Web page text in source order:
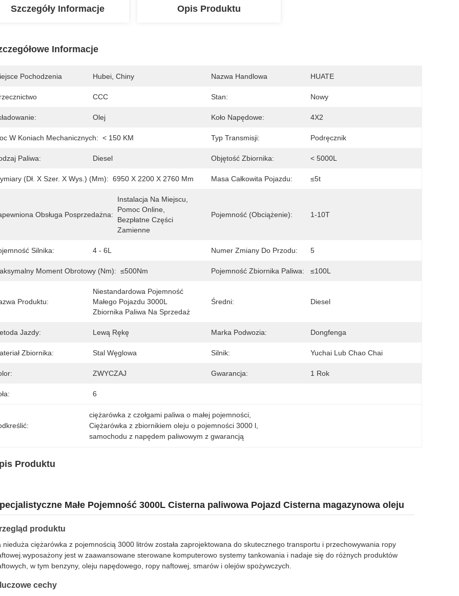
Szczegóły Informacje Opis Produktu
Informacje
Pochodzenia Hubei, Chiny Nazwa Handlowa HUATE
CCC Stan: Nowy
Olej Koło Napędowe: 4X2
W Koniach Mechanicznych: < 150 KM Typ Transmisji: Podręcznik
Paliwa: Diesel Objętość Zbiornika: < 5000L
(dł. X Szer. X Wys.) (mm): 6950 X 2200 X 2760 Mm Masa Całkowita Pojazdu: ≤5t
Obsługa Posprzedażna:
Instalacja Na Miejscu,
Pomoc Online,
Bezpłatne Części
Zamienne
Pojemność (obciążenie): 1-10T
Silnika: 4 - 6L Numer Zmiany Do Przodu: 5
Moment Obrotowy (Nm): ≤500Nm Pojemność Zbiornika Paliwa: ≤100L
Produktu:
Niestandardowa Pojemność
Małego Pojazdu 3000L
Zbiornika Paliwa Na Sprzedaż
Średni: Diesel
Jazdy: Lewą Rękę Marka Podwozia: Dongfenga
Zbiornika: Stal Węglowa Silnik: Yuchai Lub Chao Chai
ZWYCZAJ Gwarancja: 1 Rok
6
ciężarówka z czołgami paliwa o małej pojemności
Ciężarówka z zbiornikiem oleju o pojemności 3000 l
samochodu z napędem paliwowym z gwarancją
Produktu
Małe Pojemność 3000L Cisterna paliwowa Pojazd Cisterna magazynowa oleju
produktu
nieduża ciężarówka z pojemnością 3000 litrów została zaprojektowana do skutecznego transportu i przechowywania ropy
jest w zaawansowane sterowane komputerowo systemy tankowania i nadaje się do różnych produktów
w tym benzyny, oleju napędowego, ropy naftowej, smarów i olejów spożywczych.
cechy